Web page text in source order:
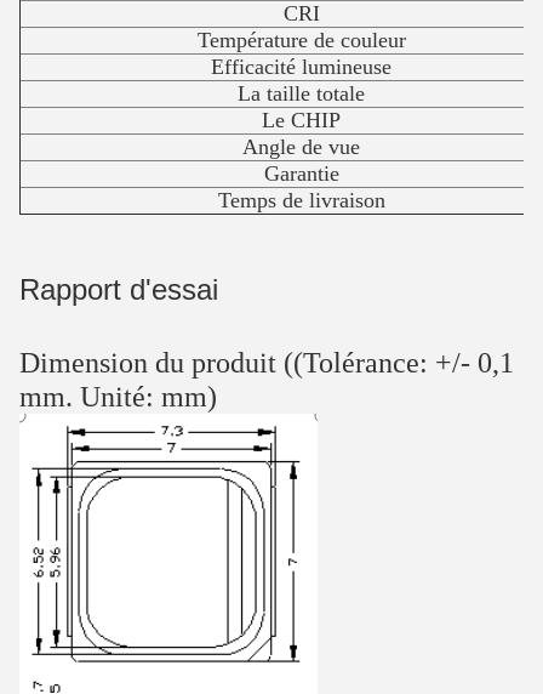
CRI
Température de couleur
Efficacité lumineuse
La taille totale
Le CHIP
Angle de vue
Garantie
Temps de livraison
Rapport d'essai
Dimension du produit ((Tolérance: +/- 0,1
mm. Unité: mm)